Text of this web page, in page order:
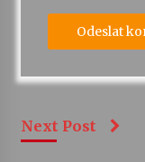
Next Post